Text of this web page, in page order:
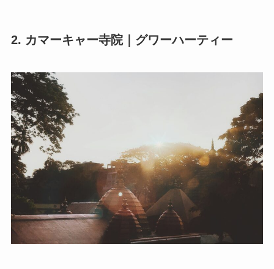
2. カマーキャー寺院｜グワーハーティー